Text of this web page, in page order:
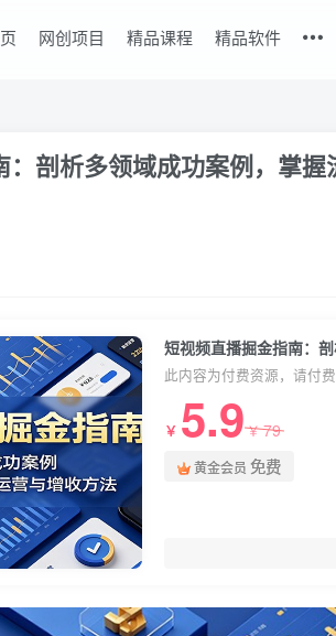
网创项目 精品课程 精品软件
剖析多领域成功案例，掌
此内容为付费资源，请付
￥ 5.9￥79
黄金会员 免费